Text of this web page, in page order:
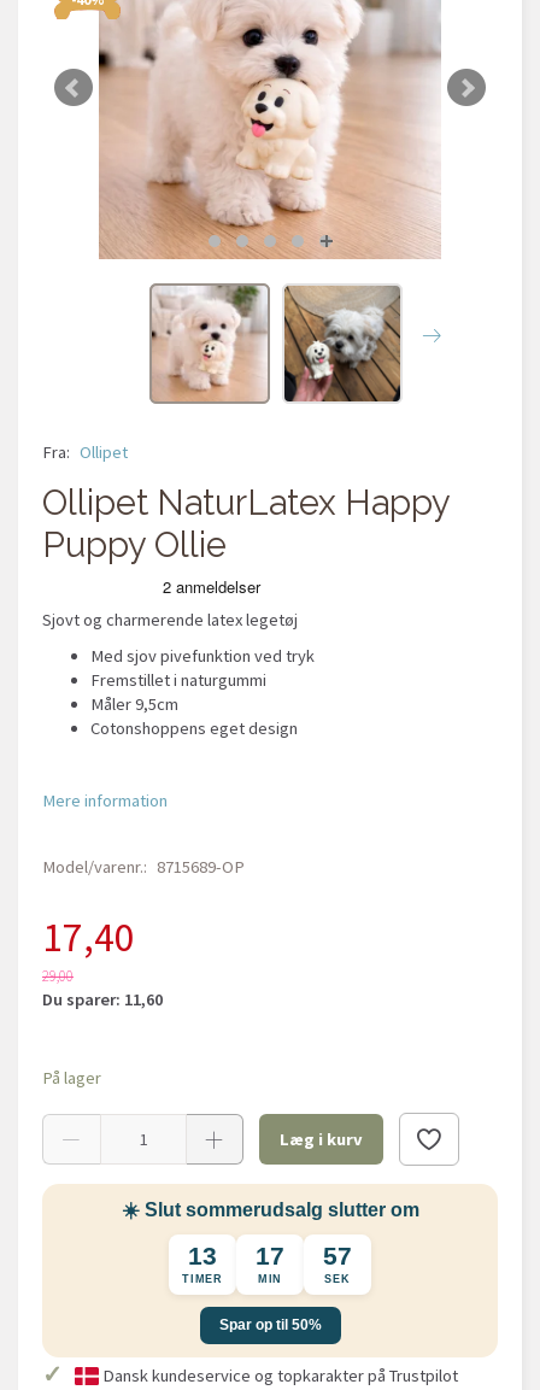
Fra: Ollipet
Ollipet NaturLatex Happy
Puppy Ollie
Sjovt og charmerende latex legetøj
Med sjov pivefunktion ved tryk
Fremstillet i naturgummi
Måler 9,5cm
Cotonshoppens eget design
Mere information
Model/varenr.: 8715689-OP
17,40
29,00
Du sparer: 11,60
På lager
Læg i kurv
☀️ Slut sommerudsalg slutter om
13
TIMER
17
MIN
57
SEK
Spar op til 50%
✓ Dansk kundeservice og topkarakter på Trustpilot